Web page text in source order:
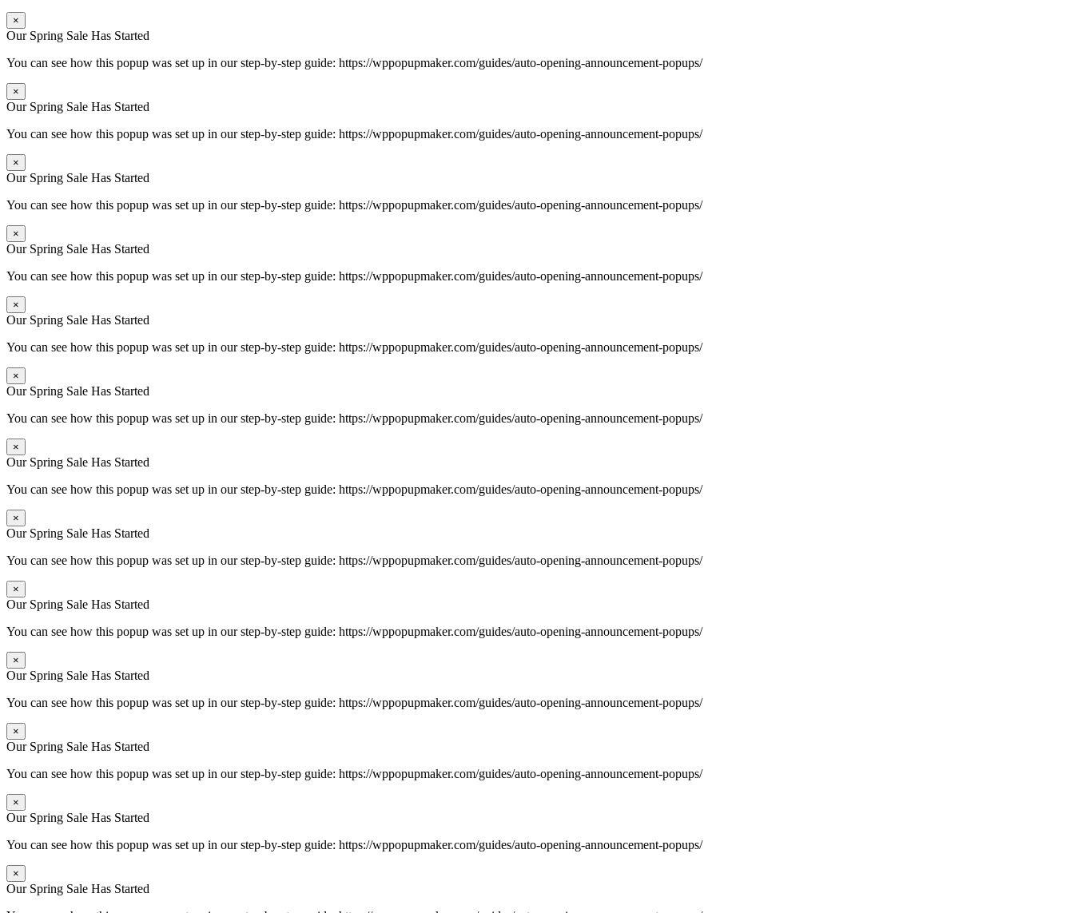
×
Our Spring Sale Has Started
You can see how this popup was set up in our step-by-step guide: https://wppopupmaker.com/guides/auto-opening-announcement-popups/
×
Our Spring Sale Has Started
You can see how this popup was set up in our step-by-step guide: https://wppopupmaker.com/guides/auto-opening-announcement-popups/
×
Our Spring Sale Has Started
You can see how this popup was set up in our step-by-step guide: https://wppopupmaker.com/guides/auto-opening-announcement-popups/
×
Our Spring Sale Has Started
You can see how this popup was set up in our step-by-step guide: https://wppopupmaker.com/guides/auto-opening-announcement-popups/
×
Our Spring Sale Has Started
You can see how this popup was set up in our step-by-step guide: https://wppopupmaker.com/guides/auto-opening-announcement-popups/
×
Our Spring Sale Has Started
You can see how this popup was set up in our step-by-step guide: https://wppopupmaker.com/guides/auto-opening-announcement-popups/
×
Our Spring Sale Has Started
You can see how this popup was set up in our step-by-step guide: https://wppopupmaker.com/guides/auto-opening-announcement-popups/
×
Our Spring Sale Has Started
You can see how this popup was set up in our step-by-step guide: https://wppopupmaker.com/guides/auto-opening-announcement-popups/
×
Our Spring Sale Has Started
You can see how this popup was set up in our step-by-step guide: https://wppopupmaker.com/guides/auto-opening-announcement-popups/
×
Our Spring Sale Has Started
You can see how this popup was set up in our step-by-step guide: https://wppopupmaker.com/guides/auto-opening-announcement-popups/
×
Our Spring Sale Has Started
You can see how this popup was set up in our step-by-step guide: https://wppopupmaker.com/guides/auto-opening-announcement-popups/
×
Our Spring Sale Has Started
You can see how this popup was set up in our step-by-step guide: https://wppopupmaker.com/guides/auto-opening-announcement-popups/
×
Our Spring Sale Has Started